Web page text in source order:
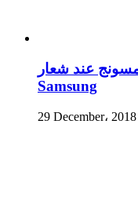
عند شعار
Samsung
29 December، 2018